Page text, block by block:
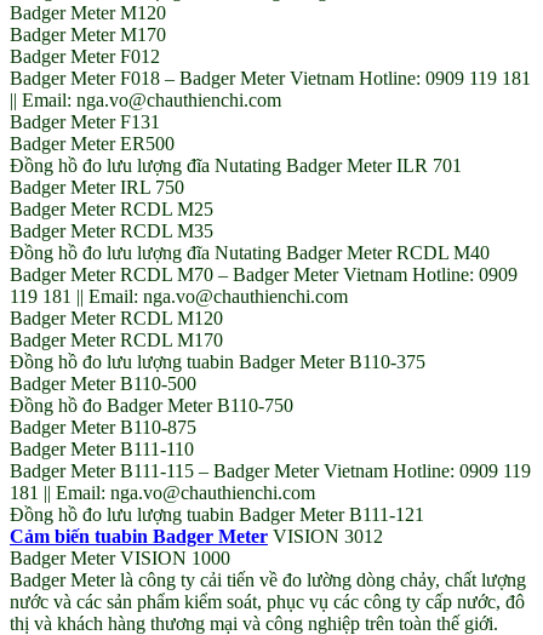
Badger Meter M120
Badger Meter M170
Badger Meter F012
Badger Meter F018 – Badger Meter Vietnam Hotline: 0909 119 181
|| Email: nga.vo@chauthienchi.com
Badger Meter F131
Badger Meter ER500
Đồng hồ đo lưu lượng đĩa Nutating Badger Meter ILR 701
Badger Meter IRL 750
Badger Meter RCDL M25
Badger Meter RCDL M35
Đồng hồ đo lưu lượng đĩa Nutating Badger Meter RCDL M40
Badger Meter RCDL M70 – Badger Meter Vietnam Hotline: 0909
119 181 || Email: nga.vo@chauthienchi.com
Badger Meter RCDL M120
Badger Meter RCDL M170
Đồng hồ đo lưu lượng tuabin Badger Meter B110-375
Badger Meter B110-500
Đồng hồ đo Badger Meter B110-750
Badger Meter B110-875
Badger Meter B111-110
Badger Meter B111-115 – Badger Meter Vietnam Hotline: 0909 119
181 || Email: nga.vo@chauthienchi.com
Đồng hồ đo lưu lượng tuabin Badger Meter B111-121
Cảm biến tuabin Badger Meter VISION 3012
Badger Meter VISION 1000
Badger Meter là công ty cải tiến về đo lường dòng chảy, chất lượng
nước và các sản phẩm kiểm soát, phục vụ các công ty cấp nước, đô
thị và khách hàng thương mại và công nghiệp trên toàn thế giới.